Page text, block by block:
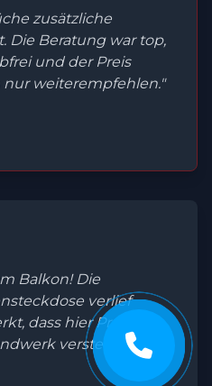
zusätzliche
Die Beratung war top,
und der Preis
nur weiterempfehlen."
Balkon! Die
verlief
dass hier Profis am
verstehen."